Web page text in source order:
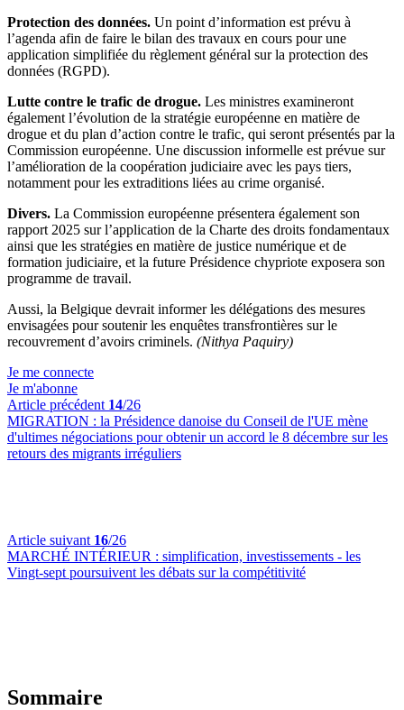
Protection des données. Un point d’information est prévu à
l’agenda afin de faire le bilan des travaux en cours pour une
application simplifiée du règlement général sur la protection des
données (RGPD).
Lutte contre le trafic de drogue. Les ministres examineront
également l’évolution de la stratégie européenne en matière de
drogue et du plan d’action contre le trafic, qui seront présentés par la
Commission européenne. Une discussion informelle est prévue sur
l’amélioration de la coopération judiciaire avec les pays tiers,
notamment pour les extraditions liées au crime organisé.
Divers. La Commission européenne présentera également son
rapport 2025 sur l’application de la Charte des droits fondamentaux
ainsi que les stratégies en matière de justice numérique et de
formation judiciaire, et la future Présidence chypriote exposera son
programme de travail.
Aussi, la Belgique devrait informer les délégations des mesures
envisagées pour soutenir les enquêtes transfrontières sur le
recouvrement d’avoirs criminels. (Nithya Paquiry)
Je me connecte
Je m'abonne
Article précédent 14/26
MIGRATION : la Présidence danoise du Conseil de l'UE mène
d'ultimes négociations pour obtenir un accord le 8 décembre sur les
retours des migrants irréguliers
Article suivant 16/26
MARCHÉ INTÉRIEUR : simplification, investissements - les
Vingt-sept poursuivent les débats sur la compétitivité
Sommaire